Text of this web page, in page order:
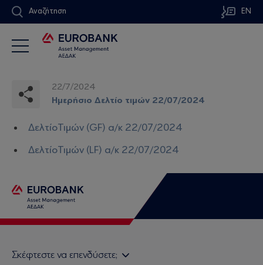
Αναζήτηση EN
22/7/2024
Ημερήσιο Δελτίο τιμών 22/07/2024
ΔελτίοΤιμών (GF) α/κ 22/07/2024
ΔελτίοΤιμών (LF) α/κ 22/07/2024
Σκέφτεστε να επενδύσετε;